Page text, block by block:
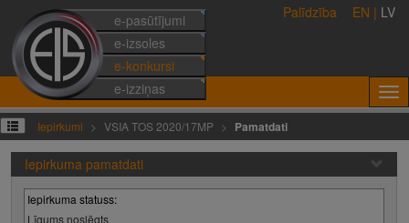
e-pasūtījumi
e-izsoles
e-konkursi
e-izziņas
Palīdzība EN | LV
Iepirkumi VSIA TOS 2020/17MP Pamatdati
Iepirkuma pamatdati
Iepirkuma statuss:
Līgums noslēgts